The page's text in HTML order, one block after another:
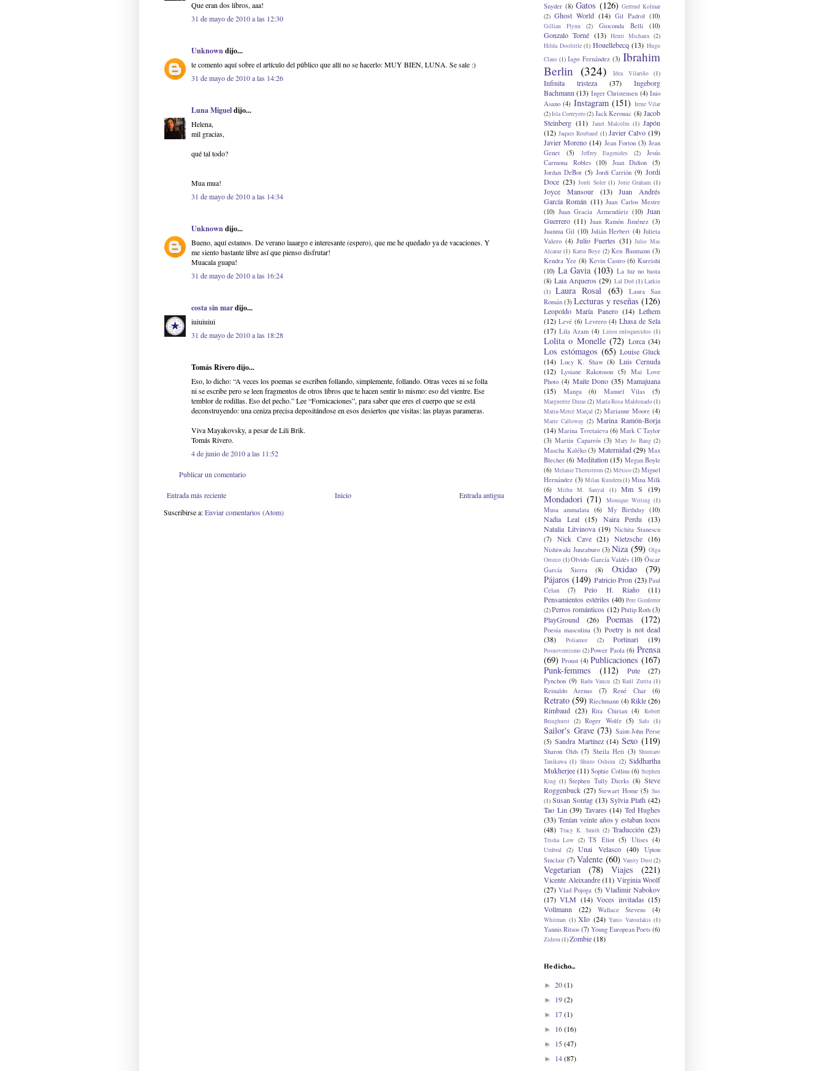
Que eran dos libros, aaa!
31 de mayo de 2010 a las 12:30
Unknowndijo...
te comento aquí sobre el artículo del público que allí no se hacerlo: MUY BIEN, LUNA. Se sale :)
31 de mayo de 2010 a las 14:26
Luna Migueldijo...
Helena,
mil gracias,
qué tal todo?
Mua mua!
31 de mayo de 2010 a las 14:34
Unknowndijo...
Bueno, aquí estamos. De verano laaargo e interesante (espero), que me he quedado ya de vacaciones. Y
me siento bastante libre así que pienso disfrutar!
Muacala guapa!
31 de mayo de 2010 a las 16:24
costa sin mardijo...
iuiuiuiui
31 de mayo de 2010 a las 18:28
Tomás Rivero dijo...
Eso, lo dicho: “A veces los poemas se escriben follando, simplemente, follando. Otras veces ni se folla
ni se escribe pero se leen fragmentos de otros libros que te hacen sentir lo mismo: eso del vientre. Ese
temblor de rodillas. Eso del pecho.” Lee “Fornicaciones”, para saber que eres el cuerpo que se está
deconstruyendo: una ceniza precisa depositándose en esos desiertos que visitas: las playas parameras.
Viva Mayakovsky, a pesar de Lili Brik.
Tomás Rivero.
4 de junio de 2010 a las 11:52
Publicar un comentario
Entrada más reciente Entrada antigua
Inicio
Suscribirse a:Enviar comentarios (Atom)
Snyder (8) Gatos (126) Gertrud Kolmar
(2) Ghost World (14) Gil Padrol (10)
Gillian Flynn (2) Gioconda Belli (10)
Gonzalo Torné (13) Henri Michaux (2)
Hilda Doolittle (1) Houellebecq (13) Hugo
Claus (1) Iago Fernández (3) Ibrahim
Berlin (324) Idea Vilariño (1)
Infinita tristeza (37)
Ingeborg
Bachmann (13) Inger Christensen (4) Inio
Asano (4) Instagram (151) Irene Vilar
(2)Isla Correyero(2) Jack Kerouac (8) Jacob
Steinberg (11) Janet Malcolm (1) Japón
(12) Jaques Roubaud (1) Javier Calvo (19)
Javier Moreno (14) Jean Forton (3) Jean
Genet
(5) Jeffrey Eugenides (2)
Jesús
Carmona Robles
(10) Joan Didion
(5)
Jordan DeBor (5) Jordi Carrión (9) Jordi
Doce (23) Jordi Soler (1) Jorie Graham (1)
Joyce Mansour (13)
Juan Andrés
García Román (11) Juan Carlos Mestre
(10) Juan Gracia Armendáriz (10) Juan
Guerrero (11) Juan Ramón Jiménez (3)
Juanma Gil (10) Julián Herbert (4) Julieta
Valero (4) Julio Fuertes (31) Julio Mas
Alcaraz (1) Karin Boye (2) Ken Baumann (3)
Kendra Yee (8) Kevin Castro (6) Kureishi
(10) La Gavia (103) La luz no basta
(8) Laia Arqueros (29) Lal Ded (1) Larkin
(1)
Laura Rosal (63)
Laura San
Román (3) Lecturas y reseñas (126)
Leopoldo María Panero (14) Lethem
(12) Levé (6) Levrero (4) Lhasa de Sela
(17) Lila Azam (4) Lirios enloquecidos (1)
Lolita o Monelle (72) Lorca (34)
Los estómagos (65) Louise Gluck
(14) Lucy K. Shaw (8) Luis Cernuda
(12) Lysiane Rakotoson (5)
Mai Love
Photo (4) Maite Dono (35) Mamajuana
(15)
Manga (6) Manuel Vilas (5)
Marguerite Duras(2) María Rosa Maldonado(1)
Maria-Mercè Marçal (2) Marianne Moore (4)
Marie Calloway (2) Marina Ramón-Borja
(14) Marina Tsvetaieva (6) Mark C Taylor
(3) Martín Caparrós (3) Mary Jo Bang (2)
Mascha Kaléko (3) Maternidad (29) Max
Blecher (6) Meditation (15) Megan Boyle
(6) Melanie Thernstrom (2) México (2) Miguel
Hernández (3) Milan Kundera(1) Mina Milk
(6)
Mithu M. Sanyal (1) Mm S (19)
Mondadori (71) Monique Witting (1)
Musa ammalata (6) My Birthday (10)
Nadia Leal (15) Naira Perdu
(13)
Natalia Litvinova (19) Nichita Stanescu
(7)
Nick Cave (21) Nietzsche (16)
Nishiwaki Junzaburo (3) Niza (59) Olga
Orozco (1)Olvido García Valdés (10) Óscar
García Sierra
(8) Oxidao
(79)
Pájaros (149) Patricio Pron (23) Paul
Celan
(7) Peio H. Riaño
(11)
Pensamientos estériles (40) Pere Gimferrer
(2)Perros románticos (12) Philip Roth (3)
PlayGround (26) Poemas (172)
Poesía masculina (3) Poetry is not dead
(38)
Poliamor (2) Portinari (19)
Posnoventismo (2) Power Paola (6) Prensa
(69) Proust (4) Publicaciones (167)
Punk-femmes
(112) Pute (27)
Pynchon (9) Radu Vancu (2) Raúl Zurita (1)
Reinaldo Arenas (7) René Char (6)
Retrato (59) Riechmann (4) Rikle (26)
Rimbaud (23) Rita Chirian (4)
Robert
Bringhurst (2) Roger Wolfe (5) Safo (1)
Sailor's Grave (73) Saint-John Perse
(5) Sandra Martínez (14) Sexo (119)
Sharon Olds (7) Sheila Heti (3) Shuntaro
Tanikawa (1) Shuzo Oshimi (2) Siddhartha
Mukherjee (11) Sophie Collins (6) Stephen
King (1) Stephen Tully Dierks (8) Steve
Roggenbuck (27) Stewart Home (5) Sus
(1) Susan Sontag (13) Sylvia Plath (42)
Tao Lin (39) Tavares (14) Ted Hughes
(33) Tenían veinte años y estaban locos
(48) Tracy K. Smith (2) Traducción (23)
Trisha Low (2) TS Eliot (5) Ulises (4)
Umbral (2) Unai Velasco (40)
Upton
Sinclair (7) Valente (60) Vanity Dust(2)
Vegetarian (78) Viajes (221)
Vicente Aleixandre (11) Virginia Woolf
(27) Vlad Pojoga (5) Vladimir Nabokov
(17) VLM (14) Voces invitadas (15)
Vollmann
(22) Wallace Stevens (4)
Whitman (1) XIo (24) Yanis Varoufakis (1)
Yannis Ritsos (7) Young European Poets (6)
Zidrou(1)Zombie(18)
He dicho...
► 20(1)
► 19(2)
► 17(1)
► 16(16)
► 15(47)
► 14(87)